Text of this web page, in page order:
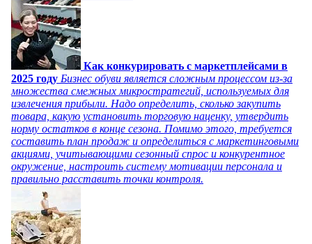
Как конкурировать с маркетплейсами в
2025 году Бизнес обуви является сложным процессом из-за
множества смежных микростратегий, используемых для
извлечения прибыли. Надо определить, сколько закупить
товара, какую установить торговую наценку, утвердить
норму остатков в конце сезона. Помимо этого, требуется
составить план продаж и определиться с маркетинговыми
акциями, учитывающими сезонный спрос и конкурентное
окружение, настроить систему мотивации персонала и
правильно расставить точки контроля.